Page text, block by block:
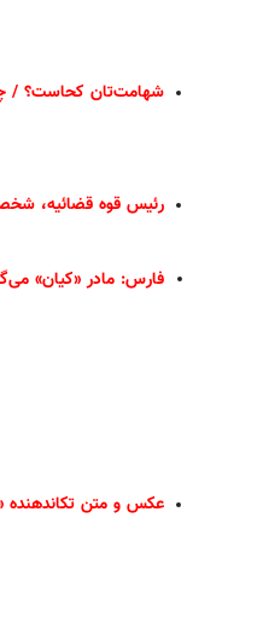
شهامت‌تان کحاست؟ /
رئیس قوه قضائیه،
فارس: مادر «کیان»
عکس و متن تکاندهنده